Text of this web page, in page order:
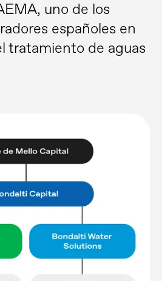
uno de los
españoles en
tratamiento de aguas